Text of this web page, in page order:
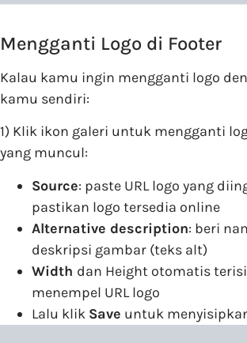
Mengganti Logo di Footer
Kalau kamu ingin mengganti logo
kamu sendiri:
1) Klik ikon galeri untuk mengganti
yang muncul:
Source: paste URL logo yang
pastikan logo tersedia online
Alternative description: beri
deskripsi gambar (teks alt)
Width dan Height otomatis
menempel URL logo
Lalu klik Save untuk